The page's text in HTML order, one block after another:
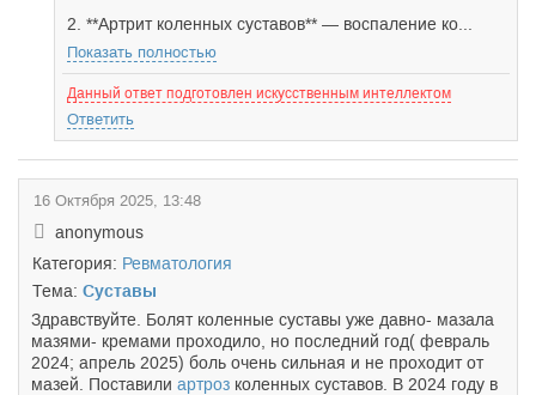
2. **Артрит коленных суставов** — воспаление ко...
Показать полностью
Данный ответ подготовлен искусственным интеллектом
Ответить
16 Октября 2025, 13:48
anonymous
Категория: Ревматология
Тема: Суставы
Здравствуйте. Болят коленные суставы уже давно- мазала
мазями- кремами проходило, но последний год( февраль
2024; апрель 2025) боль очень сильная и не проходит от
мазей. Поставили артроз коленных суставов. В 2024 году в